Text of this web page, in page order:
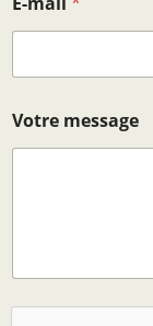
r
e
Votre message